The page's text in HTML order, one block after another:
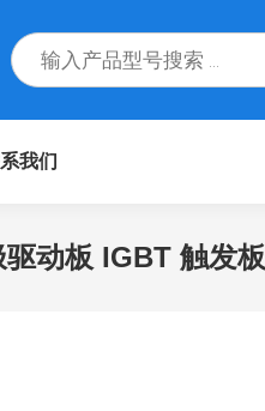
我们
动板 IGBT 触发板